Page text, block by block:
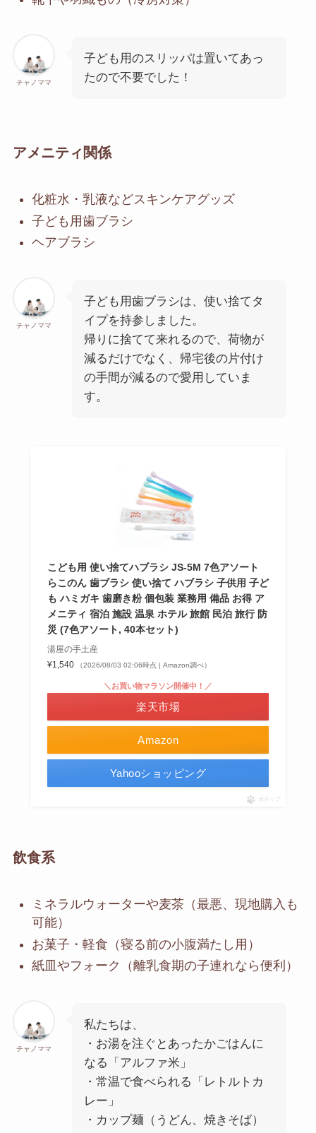
チャノママ
子ども用のスリッパは置いてあっ
たので不要でした！
アメニティ関係
化粧水・乳液などスキンケアグッズ
子ども用歯ブラシ
ヘアブラシ
チャノママ
子ども用歯ブラシは、使い捨てタ
イプを持参しました。
帰りに捨てて来れるので、荷物が
減るだけでなく、帰宅後の片付け
の手間が減るので愛用していま
す。
こども用 使い捨てハブラシ JS-5M 7色アソート
らこのん 歯ブラシ 使い捨て ハブラシ 子供用 子ど
も ハミガキ 歯磨き粉 個包装 業務用 備品 お得 ア
メニティ 宿泊 施設 温泉 ホテル 旅館 民泊 旅行 防
災 (7色アソート, 40本セット)
湯屋の手土産
¥1,540
（2026/08/03 02:06時点 | Amazon調べ）
Amazon
＼お買い物マラソン開催中！／
楽天市場
Yahooショッピング
ポチップ
飲食系
ミネラルウォーターや麦茶（最悪、現地購入も
可能）
お菓子・軽食（寝る前の小腹満たし用）
紙皿やフォーク（離乳食期の子連れなら便利）
チャノママ
私たちは、
・お湯を注ぐとあったかごはんに
なる「アルファ米」
・常温で食べられる「レトルトカ
レー」
・カップ麺（うどん、焼きそば）